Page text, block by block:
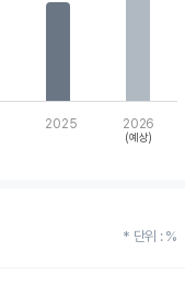
2025 2026
(예상)
* 단위 : %